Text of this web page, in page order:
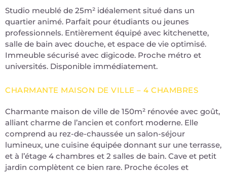
Studio meublé de 25m² idéalement situé dans un
quartier animé. Parfait pour étudiants ou jeunes
professionnels. Entièrement équipé avec kitchenette,
salle de bain avec douche, et espace de vie optimisé.
Immeuble sécurisé avec digicode. Proche métro et
universités. Disponible immédiatement.
CHARMANTE MAISON DE VILLE – 4 CHAMBRES
Charmante maison de ville de 150m² rénovée avec goût,
alliant charme de l’ancien et confort moderne. Elle
comprend au rez-de-chaussée un salon-séjour
lumineux, une cuisine équipée donnant sur une terrasse,
et à l’étage 4 chambres et 2 salles de bain. Cave et petit
jardin complètent ce bien rare. Proche écoles et